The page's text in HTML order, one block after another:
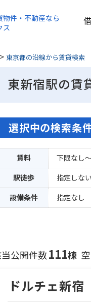
物件・不動産なら
ス
> 東京都の沿線から賃貸検索
東新宿駅の賃
選択中の検索条
賃料 下限なし
駅徒歩
指定しない
設備条件
指定なし
公開件数111棟
ドルチェ新宿